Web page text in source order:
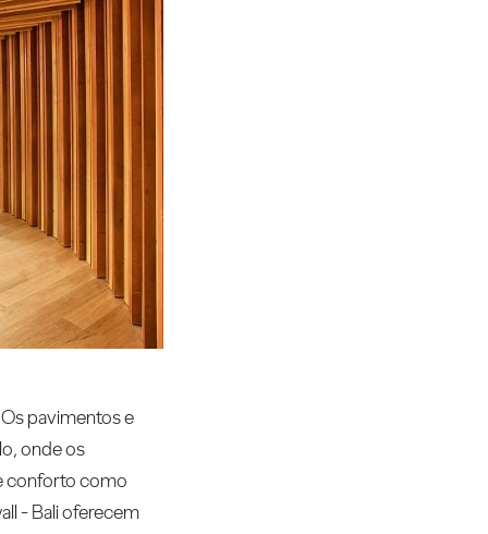
pavimentos e
onde os
conforto como
- Bali oferecem